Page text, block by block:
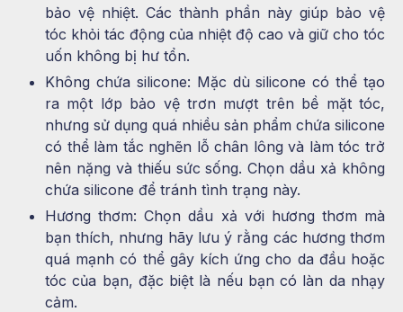
bảo vệ nhiệt. Các thành phần này giúp bảo vệ
tóc khỏi tác động của nhiệt độ cao và giữ cho tóc
uốn không bị hư tổn.
Không chứa silicone: Mặc dù silicone có thể tạo
ra một lớp bảo vệ trơn mượt trên bề mặt tóc,
nhưng sử dụng quá nhiều sản phẩm chứa silicone
có thể làm tắc nghẽn lỗ chân lông và làm tóc trở
nên nặng và thiếu sức sống. Chọn dầu xả không
chứa silicone để tránh tình trạng này.
Hương thơm: Chọn dầu xả với hương thơm mà
bạn thích, nhưng hãy lưu ý rằng các hương thơm
quá mạnh có thể gây kích ứng cho da đầu hoặc
tóc của bạn, đặc biệt là nếu bạn có làn da nhạy
cảm.